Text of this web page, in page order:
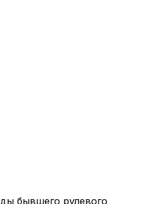
бывшего рулевого